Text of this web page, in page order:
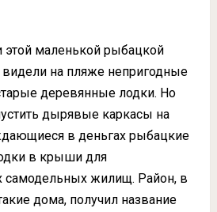
этой маленькой рыбацкой
на пляже непригодные
деревянные лодки. Но
дырявые каркасы на
в деньгах рыбацкие
в крыши для
самодельных жилищ. Район, в
дома, получил название